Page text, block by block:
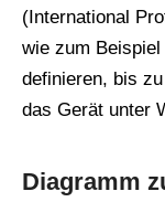
(International
wie zum
definieren, bis
das Gerät unter
Diagramm